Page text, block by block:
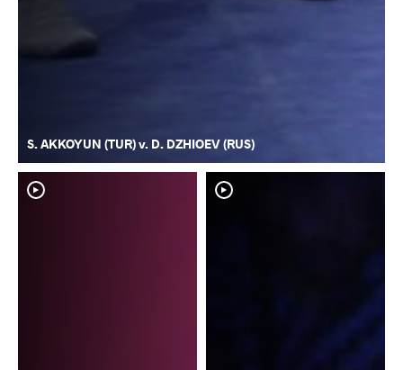
S. AKKOYUN (TUR) v. D. DZHIOEV (RUS)